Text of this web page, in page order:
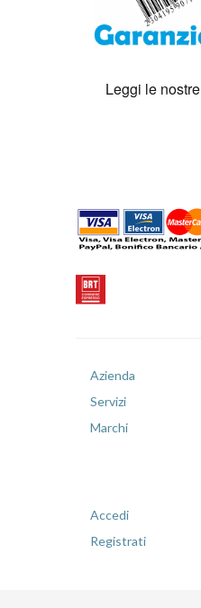
Azienda
Servizi
Marchi
Accedi
Registrati